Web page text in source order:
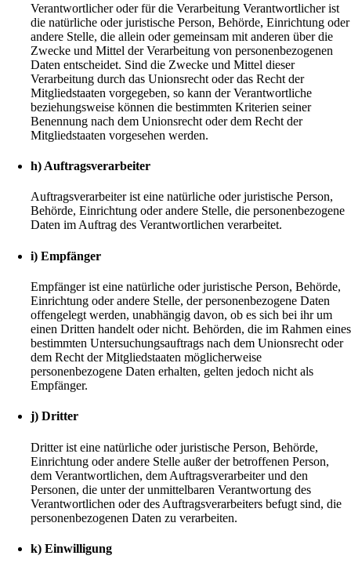
Verantwortlicher oder für die Verarbeitung Verantwortlicher ist
die natürliche oder juristische Person, Behörde, Einrichtung oder
andere Stelle, die allein oder gemeinsam mit anderen über die
Zwecke und Mittel der Verarbeitung von personenbezogenen
Daten entscheidet. Sind die Zwecke und Mittel dieser
Verarbeitung durch das Unionsrecht oder das Recht der
Mitgliedstaaten vorgegeben, so kann der Verantwortliche
beziehungsweise können die bestimmten Kriterien seiner
Benennung nach dem Unionsrecht oder dem Recht der
Mitgliedstaaten vorgesehen werden.
h) Auftragsverarbeiter
Auftragsverarbeiter ist eine natürliche oder juristische Person,
Behörde, Einrichtung oder andere Stelle, die personenbezogene
Daten im Auftrag des Verantwortlichen verarbeitet.
i) Empfänger
Empfänger ist eine natürliche oder juristische Person, Behörde,
Einrichtung oder andere Stelle, der personenbezogene Daten
offengelegt werden, unabhängig davon, ob es sich bei ihr um
einen Dritten handelt oder nicht. Behörden, die im Rahmen eines
bestimmten Untersuchungsauftrags nach dem Unionsrecht oder
dem Recht der Mitgliedstaaten möglicherweise
personenbezogene Daten erhalten, gelten jedoch nicht als
Empfänger.
j) Dritter
Dritter ist eine natürliche oder juristische Person, Behörde,
Einrichtung oder andere Stelle außer der betroffenen Person,
dem Verantwortlichen, dem Auftragsverarbeiter und den
Personen, die unter der unmittelbaren Verantwortung des
Verantwortlichen oder des Auftragsverarbeiters befugt sind, die
personenbezogenen Daten zu verarbeiten.
k) Einwilligung